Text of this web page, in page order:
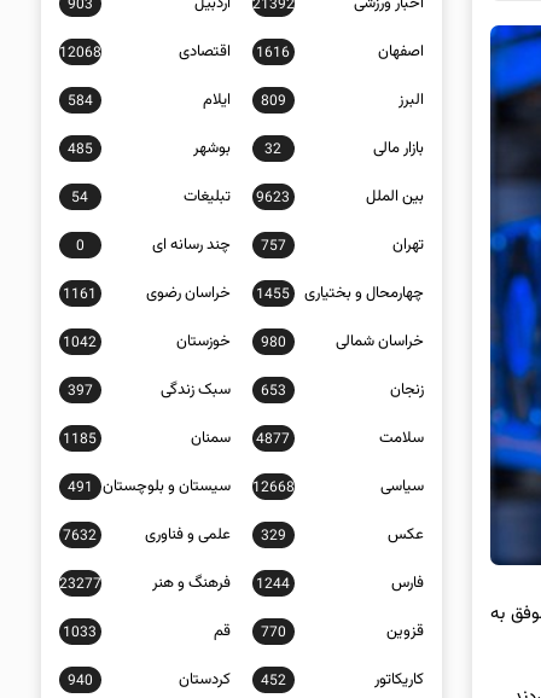
به
21392
903
اصفهان 1616 اقتصادی 12068
البرز 809 ایلام 584
بازار مالی 32 بوشهر 485
بین الملل 9623 تبلیغات 54
تهران 757 چند رسانه ای 0
چهارمحال و بختیاری 1455 خراسان رضوی 1161
خراسان شمالی 980 خوزستان 1042
زنجان 653 سبک زندگی 397
سلامت 4877 سمنان 1185
سیاسی 12668 سیستان و بلوچستان 491
عکس 329 علمی و فناوری 7632
فارس 1244 فرهنگ و هنر 23277
قزوین 770 قم 1033
کاریکاتور 452 کردستان 940